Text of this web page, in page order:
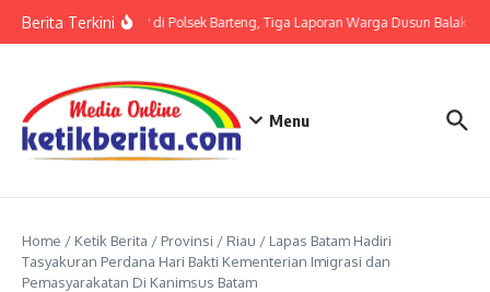
Berita TerkiniTerkait LP di Polsek Barteng, Tiga Laporan Warga Dusun Balaka di
Menu
Home / Ketik Berita / Provinsi / Riau / Lapas Batam Hadiri
Tasyakuran Perdana Hari Bakti Kementerian Imigrasi dan
Pemasyarakatan Di Kanimsus Batam